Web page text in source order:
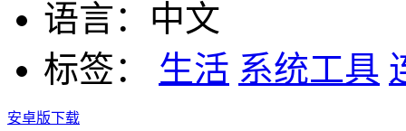
语言： 中文
标签：
生活 系统工具
安卓版下载